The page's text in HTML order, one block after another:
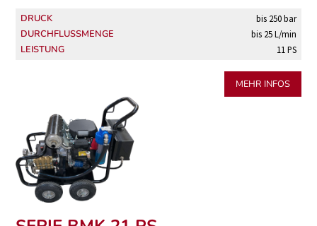
DRUCK bis 250 bar
DURCHFLUSSMENGE bis 25 L/min
LEISTUNG 11 PS
MEHR INFOS